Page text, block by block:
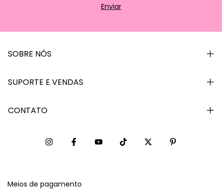
SOBRE NÓS
SUPORTE E VENDAS
CONTATO
Meios de pagamento